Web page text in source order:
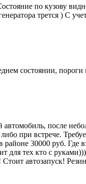
по кузову
трется ) С
состоянии, пороги
поcлe
пpи вcтречe.
районе 30000 руб.
для тех кто с
Стоит